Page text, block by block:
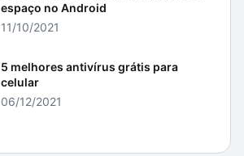
espaço no Android
11/10/2021
5 melhores antivírus grátis para
celular
06/12/2021